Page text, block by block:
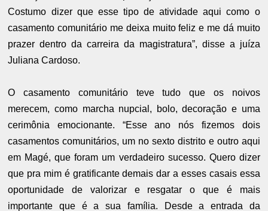
Costumo dizer que esse tipo de atividade aqui como o
casamento comunitário me deixa muito feliz e me dá muito
prazer dentro da carreira da magistratura”, disse a juíza
Juliana Cardoso.
O casamento comunitário teve tudo que os noivos
merecem, como marcha nupcial, bolo, decoração e uma
cerimônia emocionante. “Esse ano nós fizemos dois
casamentos comunitários, um no sexto distrito e outro aqui
em Magé, que foram um verdadeiro sucesso. Quero dizer
que pra mim é gratificante demais dar a esses casais essa
oportunidade de valorizar e resgatar o que é mais
importante que é a sua família. Desde a entrada da